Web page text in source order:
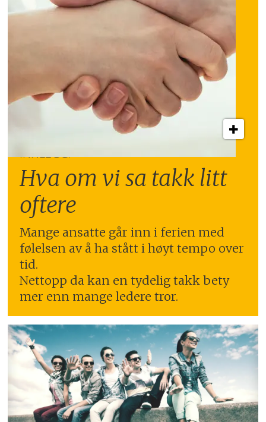
INNLEGG:
Hva om vi sa takk litt
oftere
Mange ansatte går inn i ferien med
følelsen av å ha stått i høyt tempo over
tid.
Nettopp da kan en tydelig takk bety
mer enn mange ledere tror.